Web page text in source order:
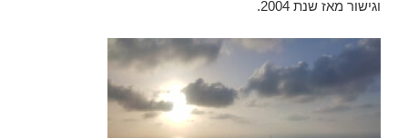
וגישור מאז שנת 2004.